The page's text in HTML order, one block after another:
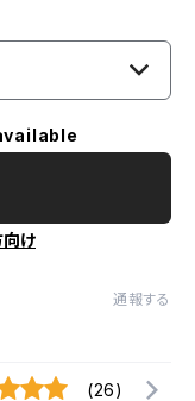
け
通報する
(26)